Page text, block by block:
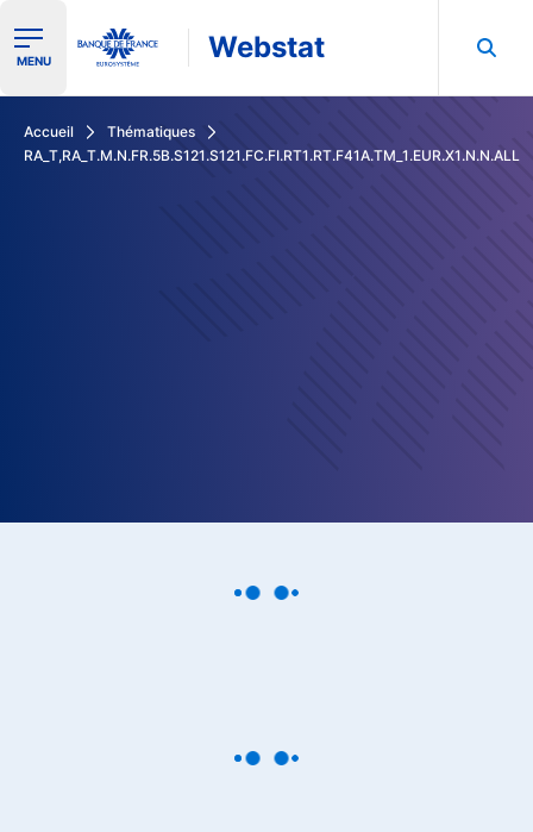
Ouvrir le menu de navigation
MENU Webstat
Accueil
Thématiques
RA_T,RA_T.M.N.FR.5B.S121.S121.FC.FI.RT1.RT.F41A.TM_1.EUR.X1.N.N.ALL